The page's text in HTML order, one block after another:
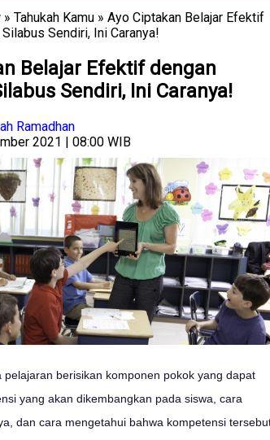
» Tahukah Kamu » Ayo Ciptakan Belajar Efektif
Sendiri, Ini Caranya!
Belajar Efektif dengan
Sendiri, Ini Caranya!
Ramadhan
2021 | 08:00 WIB
pelajaran berisikan komponen pokok yang dapat
yang akan dikembangkan pada siswa, cara
dan cara mengetahui bahwa kompetensi